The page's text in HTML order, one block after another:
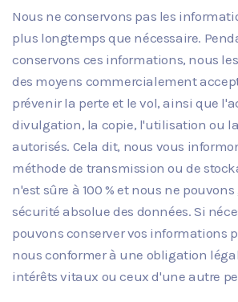
Nous ne conservons pas les
plus longtemps que nécessaire.
conservons ces informations, nous
des moyens commercialement
prévenir la perte et le vol, ainsi que
divulgation, la copie, l'utilisation ou
autorisés. Cela dit, nous vous
méthode de transmission ou de
n'est sûre à 100 % et nous ne
sécurité absolue des données. Si
pouvons conserver vos informations
nous conformer à une obligation
intérêts vitaux ou ceux d'une autre